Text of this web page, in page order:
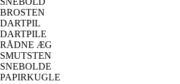
BROSTEN
DARTPIL
DARTPILE
RÅDNE ÆG
SMUTSTEN
SNEBOLDE
PAPIRKUGLE